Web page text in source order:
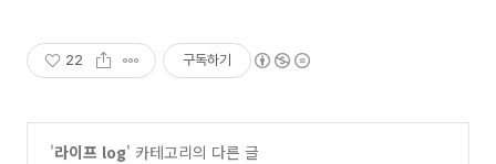
22 구독하기
'라이프 log' 카테고리의 다른 글